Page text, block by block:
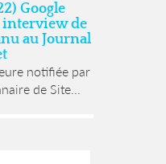
Google
interview de
au Journal
notifiée par
de Site...